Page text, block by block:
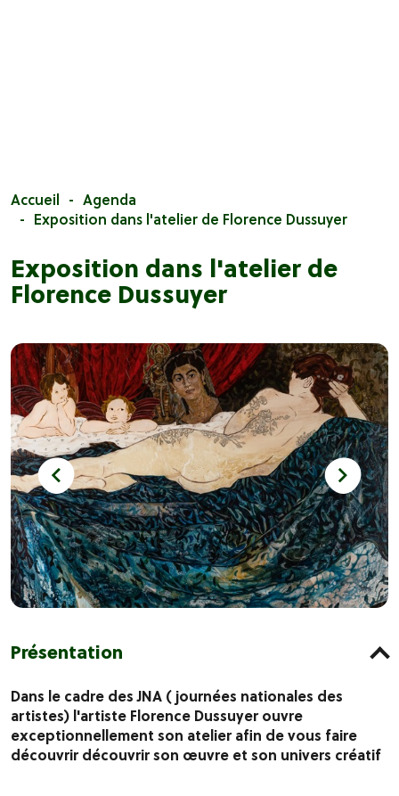
Accueil
Agenda
Exposition dans l'atelier de Florence Dussuyer
Exposition dans l'atelier de
Florence Dussuyer
Présentation
Dans le cadre des JNA ( journées nationales des
artistes) l'artiste Florence Dussuyer ouvre
exceptionnellement son atelier afin de vous faire
découvrir découvrir son œuvre et son univers créatif